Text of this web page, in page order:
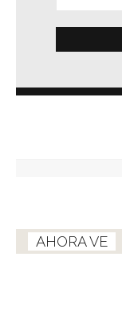
AHORA VE